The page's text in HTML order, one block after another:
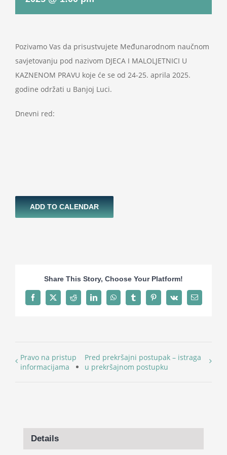
Novosti
Kontakt
for:
Pozivamo Vas da prisustvujete Međunarodnom naučnom
savjetovanju pod nazivom DJECA I MALOLJETNICI U
KAZNENOM PRAVU koje će se od 24-25. aprila 2025.
godine održati u Banjoj Luci.
Dnevni red:
ADD TO CALENDAR
Share This Story, Choose Your Platform!
Facebook
X Reddit LinkedInWhatsAppTumblrPinterest
Vk Email
Pravo na pristup
informacijama
Pred prekršajni postupak – istraga
u prekršajnom postupku
Details